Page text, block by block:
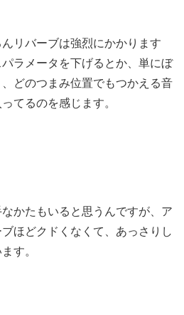
リバーブは強烈にかかります
ラメータを下げるとか、単にぼ
どのつまみ位置でもつかえる音
てるのを感じます。
かたもいると思うんですが、ア
ほどクドくなくて、あっさりし
す。